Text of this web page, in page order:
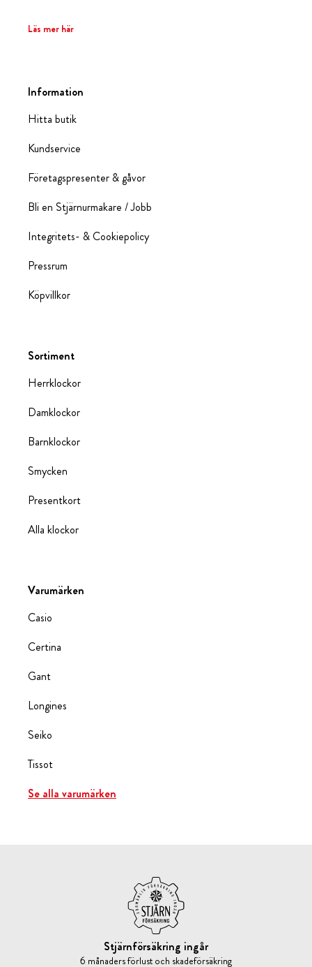
Läs mer här
Information
Hitta butik
Kundservice
Företagspresenter & gåvor
Bli en Stjärnurmakare / Jobb
Integritets- & Cookiepolicy
Pressrum
Köpvillkor
Sortiment
Herrklockor
Damklockor
Barnklockor
Smycken
Presentkort
Alla klockor
Varumärken
Casio
Certina
Gant
Longines
Seiko
Tissot
Se alla varumärken
Stjärnförsäkring ingår
6 månaders förlust och skadeförsäkring